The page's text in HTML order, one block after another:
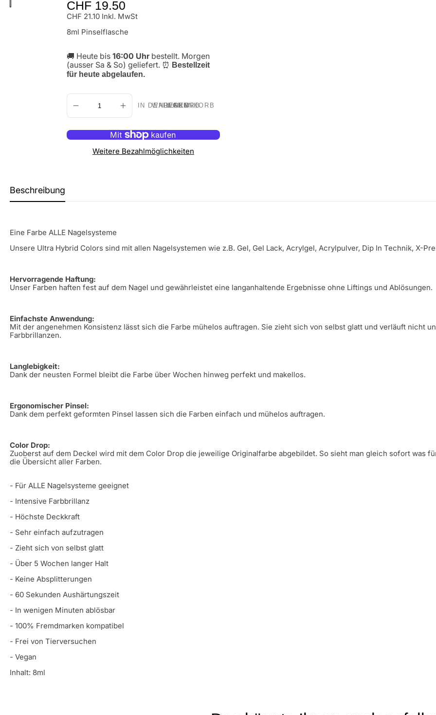
Normaler
Preis
CHF 19.50
CHF 21.10 Inkl. MwSt
8ml Pinselflasche
🚚 Heute bis16:00 Uhrbestellt. Morgen
(ausser Sa & So) geliefert. ⏰ Bestellzeit
für heute abgelaufen.
IN DEN WARENKORB LEGEN
Weitere Bezahlmöglichkeiten
Beschreibung
Eine Farbe ALLE Nagelsysteme
Unsere Ultra Hybrid Colors sind mit allen Nagelsystemen wie z.B. Gel, Gel Lack, Acrylgel, Acrylpulver, Dip In Technik, X-
Hervorragende Haftung:
Unser Farben haften fest auf dem Nagel und gewährleistet eine langanhaltende Ergebnisse ohne Liftings und Ablösungen.
Einfachste Anwendung:
Mit der angenehmen Konsistenz lässt sich die Farbe mühelos auftragen. Sie zieht sich von selbst glatt und verläuft nicht
Farbbrillanzen.
Langlebigkeit:
Dank der neusten Formel bleibt die Farbe über Wochen hinweg perfekt und makellos.
Ergonomischer Pinsel:
Dank dem perfekt geformten Pinsel lassen sich die Farben einfach und mühelos auftragen.
Color Drop:
Zuoberst auf dem Deckel wird mit dem Color Drop die jeweilige Originalfarbe abgebildet. So sieht man gleich sofort was
die Übersicht aller Farben.
- Für ALLE Nagelsysteme geeignet
- Intensive Farbbrillanz
- Höchste Deckkraft
- Sehr einfach aufzutragen
- Zieht sich von selbst glatt
- Über 5 Wochen langer Halt
- Keine Absplitterungen
- 60 Sekunden Aushärtungszeit
- In wenigen Minuten ablösbar
- 100% Fremdmarken kompatibel
- Frei von Tierversuchen
- Vegan
Inhalt: 8ml